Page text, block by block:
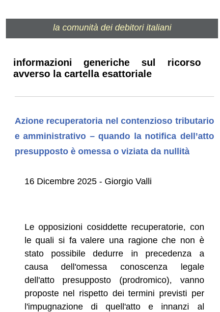
la comunità dei debitori italiani
informazioni generiche sul ricorso
avverso la cartella esattoriale
Azione recuperatoria nel contenzioso tributario
e amministrativo – quando la notifica dell’atto
presupposto è omessa o viziata da nullità
16 Dicembre 2025 - Giorgio Valli
Le opposizioni cosiddette recuperatorie, con
le quali si fa valere una ragione che non è
stato possibile dedurre in precedenza a
causa dell'omessa conoscenza legale
dell'atto presupposto (prodromico), vanno
proposte nel rispetto dei termini previsti per
l'impugnazione di quell'atto e innanzi al